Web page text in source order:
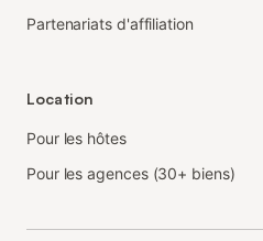
Partenariats d'affiliation
Location
Pour les hôtes
Pour les agences (30+ biens)